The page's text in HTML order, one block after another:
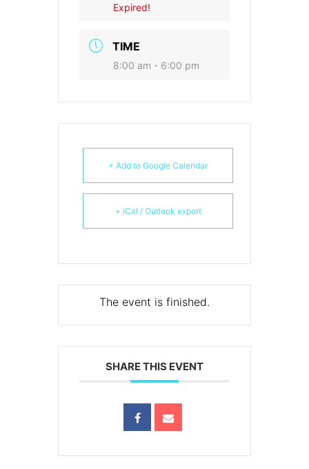
Expired!
TIME
8:00 am - 6:00 pm
+ Add to Google Calendar
+ iCal / Outlook export
The event is finished.
SHARE THIS EVENT